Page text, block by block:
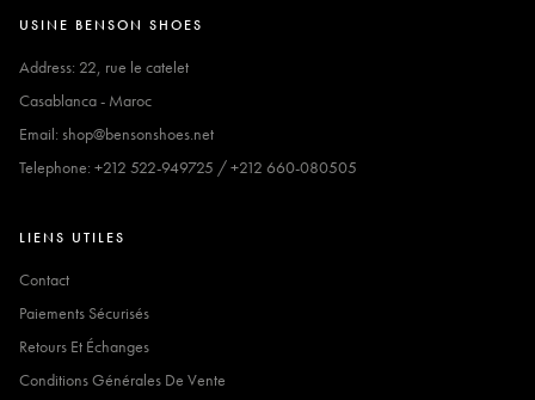
USINE BENSON SHOES
Address: 22, rue le catelet
Casablanca - Maroc
Email: shop@bensonshoes.net
Telephone: +212 522-949725 / +212 660-080505
LIENS UTILES
Contact
Paiements Sécurisés
Retours Et Échanges
Conditions Générales De Vente